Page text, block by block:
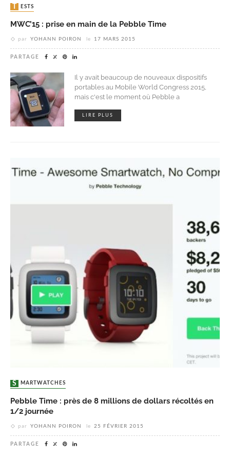
TESTS
MWC’15 : prise en main de la Pebble Time
par YOHANN POIRON le 17 MARS 2015
PARTAGE
Il y avait beaucoup de nouveaux dispositifs
portables au Mobile World Congress 2015,
mais c'est le moment où Pebble a
LIRE PLUS
SMARTWATCHES
Pebble Time : près de 8 millions de dollars récoltés en
1/2 journée
par YOHANN POIRON le 25 FÉVRIER 2015
PARTAGE